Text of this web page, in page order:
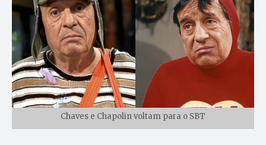
Chaves e Chapolin voltam para o SBT